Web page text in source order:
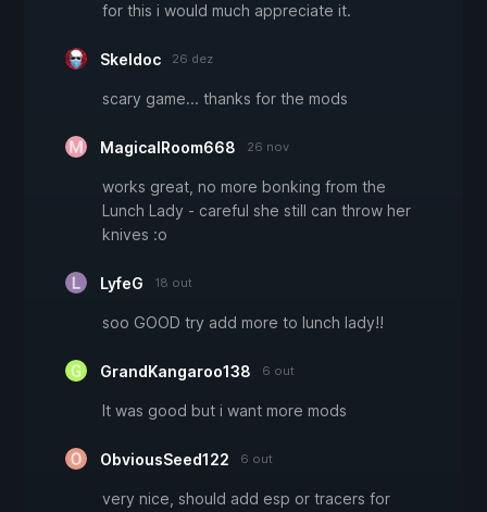
for this i would much appreciate it.
Skeldoc 26 dez
scary game... thanks for the mods
MagicalRoom668 26 nov
works great, no more bonking from the
Lunch Lady - careful she still can throw her
knives :o
LyfeG 18 out
soo GOOD try add more to lunch lady!!
GrandKangaroo138 6 out
It was good but i want more mods
ObviousSeed122 6 out
very nice, should add esp or tracers for